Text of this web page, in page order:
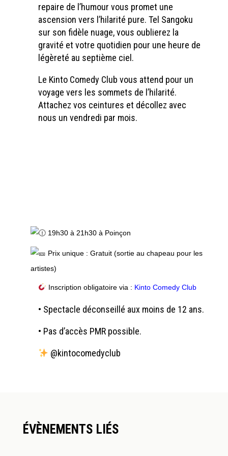
repaire de l’humour vous promet une
ascension vers l’hilarité pure. Tel Sangoku
sur son fidèle nuage, vous oublierez la
gravité et votre quotidien pour une heure de
légèreté au septième ciel.
Le Kinto Comedy Club vous attend pour un
voyage vers les sommets de l’hilarité.
Attachez vos ceintures et décollez avec
nous un vendredi par mois.
19h30 à 21h30 à Poinçon
Prix unique : Gratuit (sortie au chapeau pour les
artistes)
Inscription obligatoire via : Kinto Comedy Club
•⁠ ⁠Spectacle déconseillé aux moins de 12 ans.
•⁠ ⁠Pas d’accès PMR possible.
@kintocomedyclub
ÉVÈNEMENTS LIÉS